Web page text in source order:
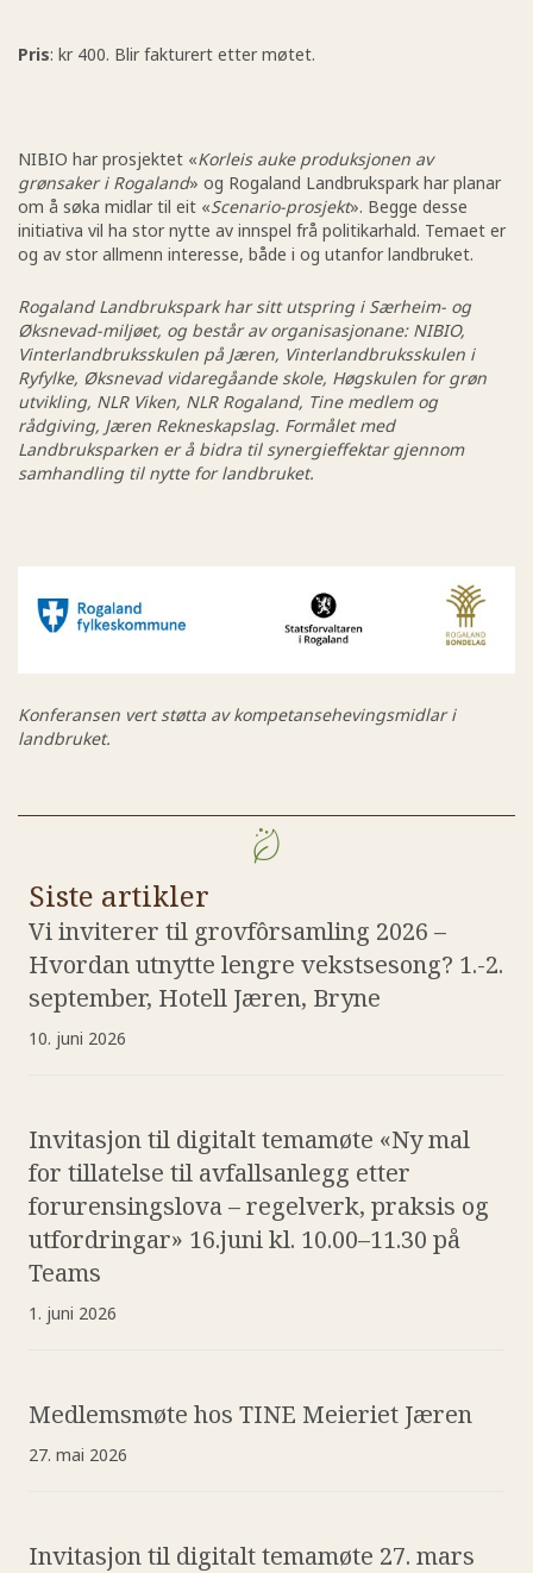
Pris: kr 400. Blir fakturert etter møtet.
NIBIO har prosjektet «Korleis auke produksjonen av
grønsaker i Rogaland» og Rogaland Landbrukspark har planar
om å søka midlar til eit «Scenario-prosjekt». Begge desse
initiativa vil ha stor nytte av innspel frå politikarhald. Temaet er
og av stor allmenn interesse, både i og utanfor landbruket.
Rogaland Landbrukspark har sitt utspring i Særheim- og
Øksnevad-miljøet, og består av organisasjonane: NIBIO,
Vinterlandbruksskulen på Jæren, Vinterlandbruksskulen i
Ryfylke, Øksnevad vidaregåande skole, Høgskulen for grøn
utvikling, NLR Viken, NLR Rogaland, Tine medlem og
rådgiving, Jæren Rekneskapslag. Formålet med
Landbruksparken er å bidra til synergieffektar gjennom
samhandling til nytte for landbruket.
Konferansen vert støtta av kompetansehevingsmidlar i
landbruket.
Nyheter
Siste artikler
Vi inviterer til grovfôrsamling 2026 –
Hvordan utnytte lengre vekstsesong? 1.-2.
september, Hotell Jæren, Bryne
10. juni 2026
Invitasjon til digitalt temamøte «Ny mal
for tillatelse til avfallsanlegg etter
forurensingslova – regelverk, praksis og
utfordringar» 16.juni kl. 10.00–11.30 på
Teams
1. juni 2026
Medlemsmøte hos TINE Meieriet Jæren
27. mai 2026
Invitasjon til digitalt temamøte 27. mars